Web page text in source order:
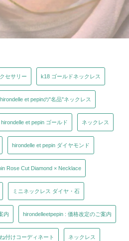
セサリー k18 ゴールドネックレス
hirondelle et pepinの"名品"ネックレス
hirondelle et pepin ゴールド ネックレス
hirondelle et pepin ダイヤモンド
Rose Cut Diamond × Necklace
ミニネックレス ダイヤ・石
内 hirondelleetpepin : 価格改定のご案内
付けコーディネート ネックレス